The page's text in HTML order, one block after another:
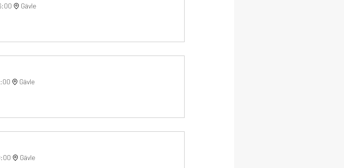
Gävle
Gävle
Gävle